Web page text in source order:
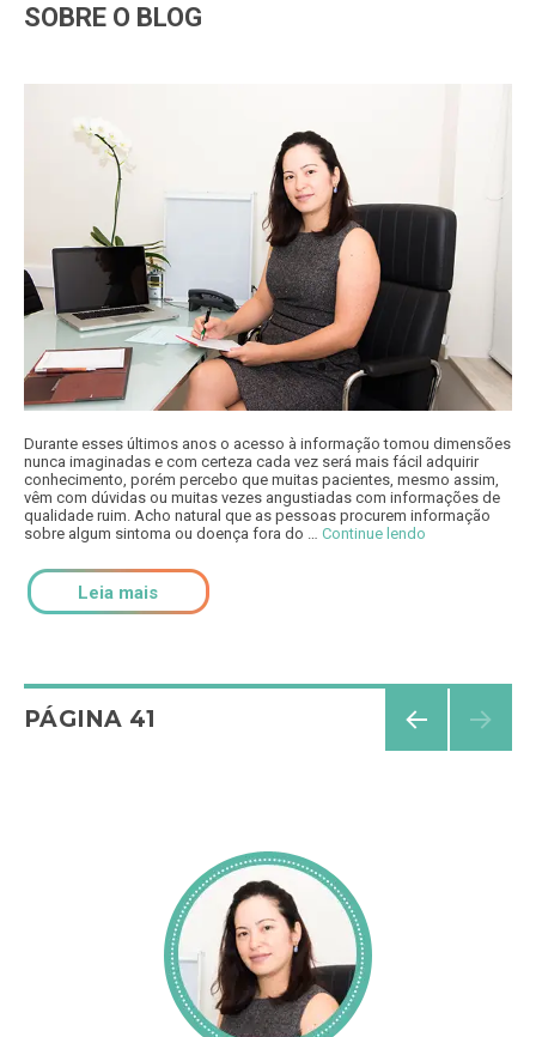
SOBRE O BLOG
Durante esses últimos anos o acesso à informação tomou dimensões
nunca imaginadas e com certeza cada vez será mais fácil adquirir
conhecimento, porém percebo que muitas pacientes, mesmo assim,
vêm com dúvidas ou muitas vezes angustiadas com informações de
qualidade ruim. Acho natural que as pessoas procurem informação
sobre algum sintoma ou doença fora do … Continue lendo
Leia mais
Navegação
PÁGINA 41